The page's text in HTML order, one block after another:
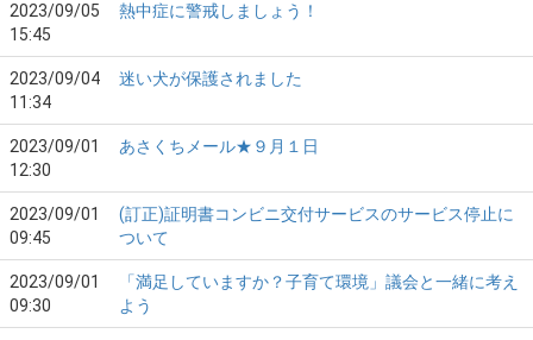
2023/09/05
15:45
熱中症に警戒しましょう！
2023/09/04
11:34
迷い犬が保護されました
2023/09/01
12:30
あさくちメール★９月１日
2023/09/01
09:45
(訂正)証明書コンビニ交付サービスのサービス停止に
ついて
2023/09/01
09:30
「満足していますか？子育て環境」議会と一緒に考え
よう